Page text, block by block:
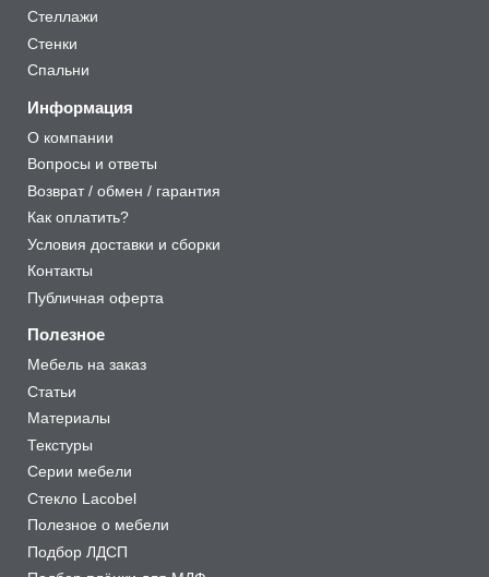
Стеллажи
Стенки
Спальни
Информация
О компании
Вопросы и ответы
Возврат / обмен / гарантия
Как оплатить?
Условия доставки и сборки
Контакты
Публичная оферта
Полезное
Мебель на заказ
Статьи
Материалы
Текстуры
Серии мебели
Стекло Lacobel
Полезное о мебели
Подбор ЛДСП